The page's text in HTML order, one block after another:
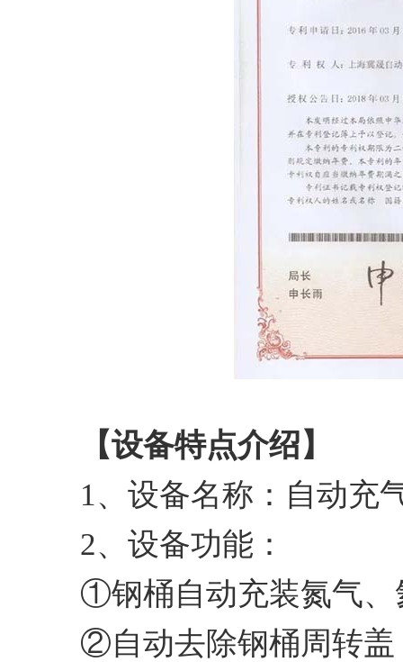
【设备特点介绍】
1、设备名称：自动充
2、设备功能：
①钢桶自动充装氮气、
②自动去除钢桶周转盖